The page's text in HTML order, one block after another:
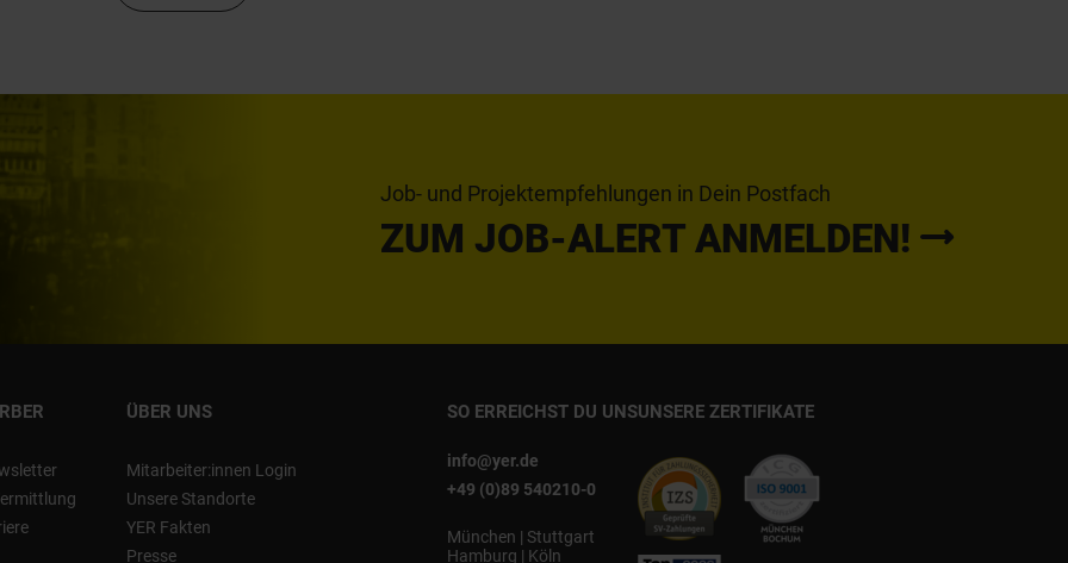
Job- und Projektempfehlungen in Dein Postfach
ZUM JOB-ALERT ANMELDEN!
ÜBER UNS
Mitarbeiter:innen Login
Unsere Standorte
YER Fakten
Presse
SO ERREICHST DU UNS
info@yer.de
+49 (0)89 540210-0
München | Stuttgart
Hamburg | Köln
UNSERE ZERTIFIKATE